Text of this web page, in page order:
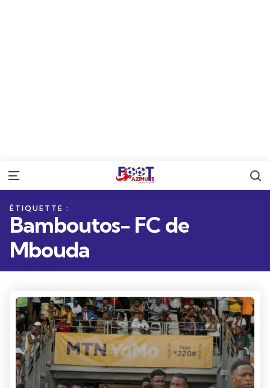
Menu
ÉTIQUETTE :
Bamboutos- FC de
Mbouda